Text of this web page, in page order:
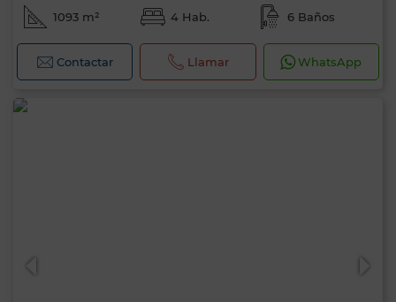
1093 m² 4 Hab. 6 Baños
Contactar Llamar WhatsApp